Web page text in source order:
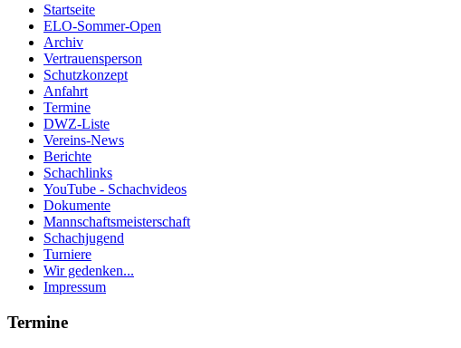
Startseite
ELO-Sommer-Open
Archiv
Vertrauensperson
Schutzkonzept
Anfahrt
Termine
DWZ-Liste
Vereins-News
Berichte
Schachlinks
YouTube - Schachvideos
Dokumente
Mannschaftsmeisterschaft
Schachjugend
Turniere
Wir gedenken...
Impressum
Termine